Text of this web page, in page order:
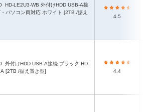
パソコン両対応 ホワイト [2TB /据え
4.5
[2TB /据え置き型]
4.4